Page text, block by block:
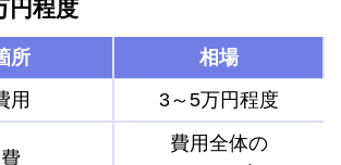
円程度
所
相場
用
3～5万円程度
費用全体の